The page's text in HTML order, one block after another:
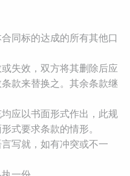
同标的达成的所有其他口
失效，双方将其删除后应
款来替换之。其余条款继
应以书面形式作出，此规
式要求条款的情形。
写就，如有冲突或不一